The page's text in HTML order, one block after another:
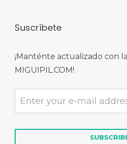
Suscríbete
¡Manténte actualizado con
MIGUIPIL.COM!